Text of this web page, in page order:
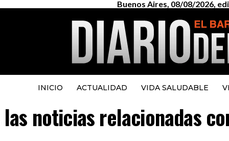
Buenos Aires, 08/08/2026,
INICIO ACTUALIDAD VIDA SALUDABLE
las noticias relacionadas